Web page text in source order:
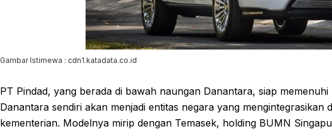
Gambar Istimewa : cdn1.katadata.co.id
PT Pindad, yang berada di bawah naungan Danantara, siap
Danantara sendiri akan menjadi entitas negara yang mengintegrasikan
kementerian. Modelnya mirip dengan Temasek, holding BUMN